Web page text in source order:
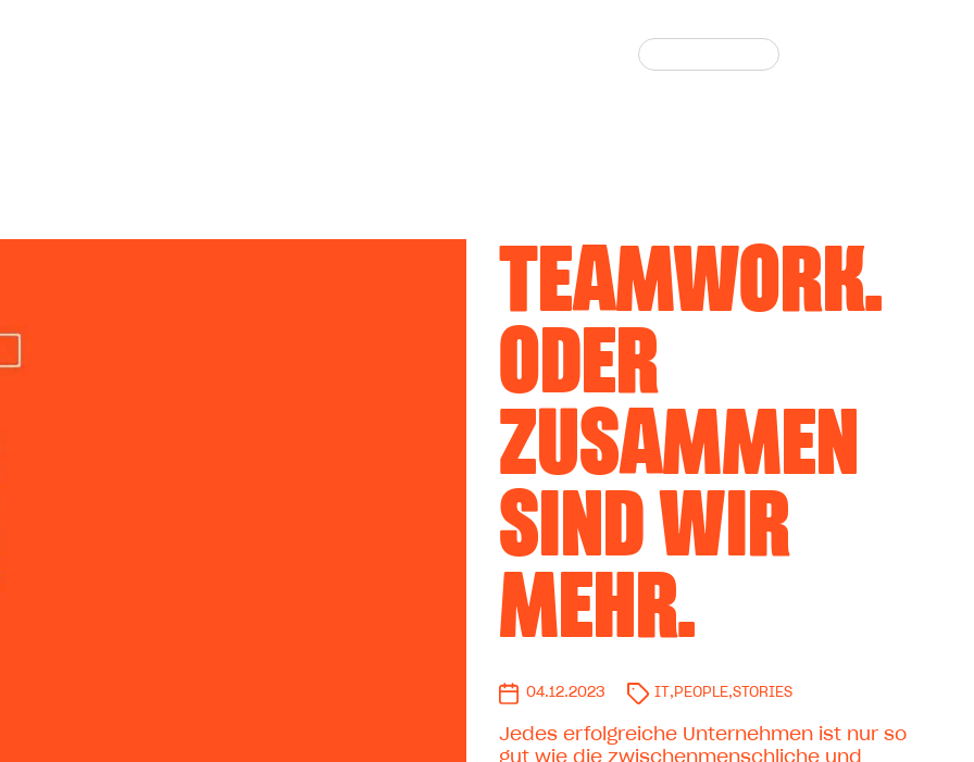
TEAMWORK.
ODER
ZUSAMMEN
SIND WIR
MEHR.
04.12.2023 IT , PEOPLE,STORIES
Jedes erfolgreiche Unternehmen ist nur so
gut wie die zwischenmenschliche und